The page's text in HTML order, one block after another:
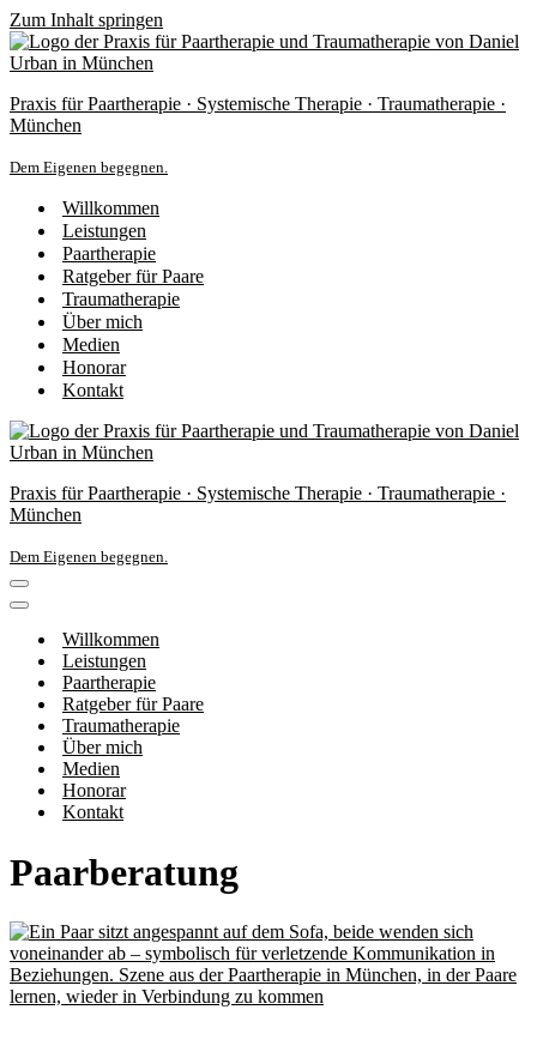
Zum Inhalt springen
Praxis für Paartherapie · Systemische Therapie · Traumatherapie ·
München
Dem Eigenen begegnen.
Willkommen
Leistungen
Paartherapie
Ratgeber für Paare
Traumatherapie
Über mich
Medien
Honorar
Kontakt
Praxis für Paartherapie · Systemische Therapie · Traumatherapie ·
München
Dem Eigenen begegnen.
Navigations-
Menü
Navigations-
Willkommen
Leistungen
Paartherapie
Ratgeber für Paare
Traumatherapie
Über mich
Medien
Honorar
Kontakt
Paarberatung